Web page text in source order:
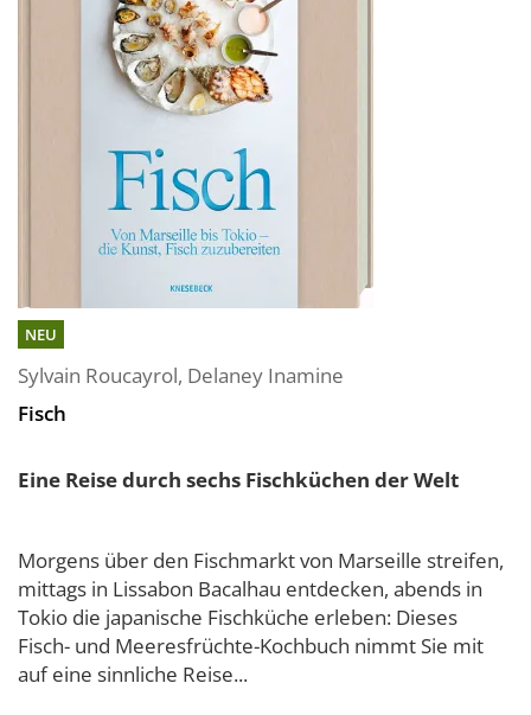
NEU
Sylvain Roucayrol, Delaney Inamine
Fisch
Eine Reise durch sechs Fischküchen der Welt
Morgens über den Fischmarkt von Marseille streifen,
mittags in Lissabon Bacalhau entdecken, abends in
Tokio die japanische Fischküche erleben: Dieses
Fisch- und Meeresfrüchte-Kochbuch nimmt Sie mit
auf eine sinnliche Reise...